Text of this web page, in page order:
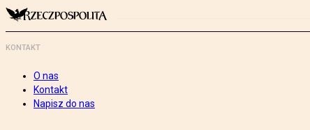
KONTAKT
O nas
Kontakt
Napisz do nas